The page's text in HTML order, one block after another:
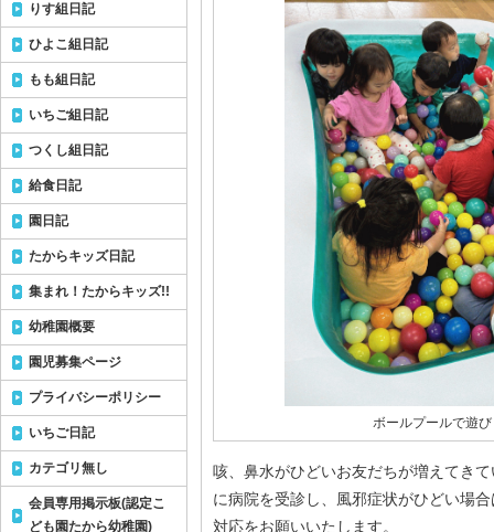
ボールプールで遊
咳、鼻水がひどいお友だちが増えてき
に病院を受診し、風邪症状がひどい場
対応をお願いいたします。
りす組日記
ひよこ組日記
もも組日記
いちご組日記
つくし組日記
給食日記
園日記
たからキッズ日記
集まれ！たからキッズ!!
幼稚園概要
園児募集ページ
プライバシーポリシー
いちご日記
カテゴリ無し
会員専用掲示板(認定こ
ども園たから幼稚園)